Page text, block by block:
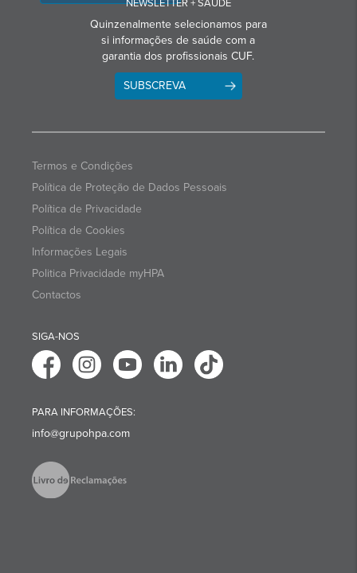
NEWSLETTER + SAÚDE
Quinzenalmente selecionamos para
si informações de saúde com a
garantia dos profissionais CUF.
SUBSCREVA
Termos e Condições
Política de Proteção de Dados Pessoais
Política de Privacidade
Política de Cookies
Informações Legais
Politica Privacidade myHPA
Contactos
SIGA-NOS
PARA INFORMAÇÕES:
info@grupohpa.com